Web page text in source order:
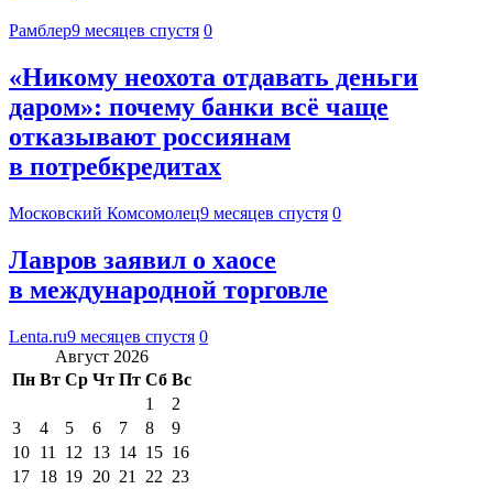
Рамблер9 месяцев спустя 0
«Никому неохота отдавать деньги
даром»: почему банки всё чаще
отказывают россиянам
в потребкредитах
Московский Комсомолец9 месяцев спустя 0
Лавров заявил о хаосе
в международной торговле
Lenta.ru9 месяцев спустя 0
Август 2026
Пн Вт Ср Чт Пт Сб Вс
1
2
3
4 5 6 7 8
9
10 11 12 13 14 15 16
17 18 19 20 21 22 23